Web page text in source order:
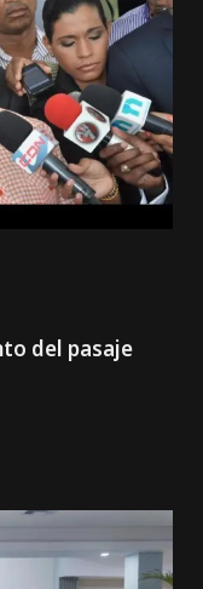
del pasaje